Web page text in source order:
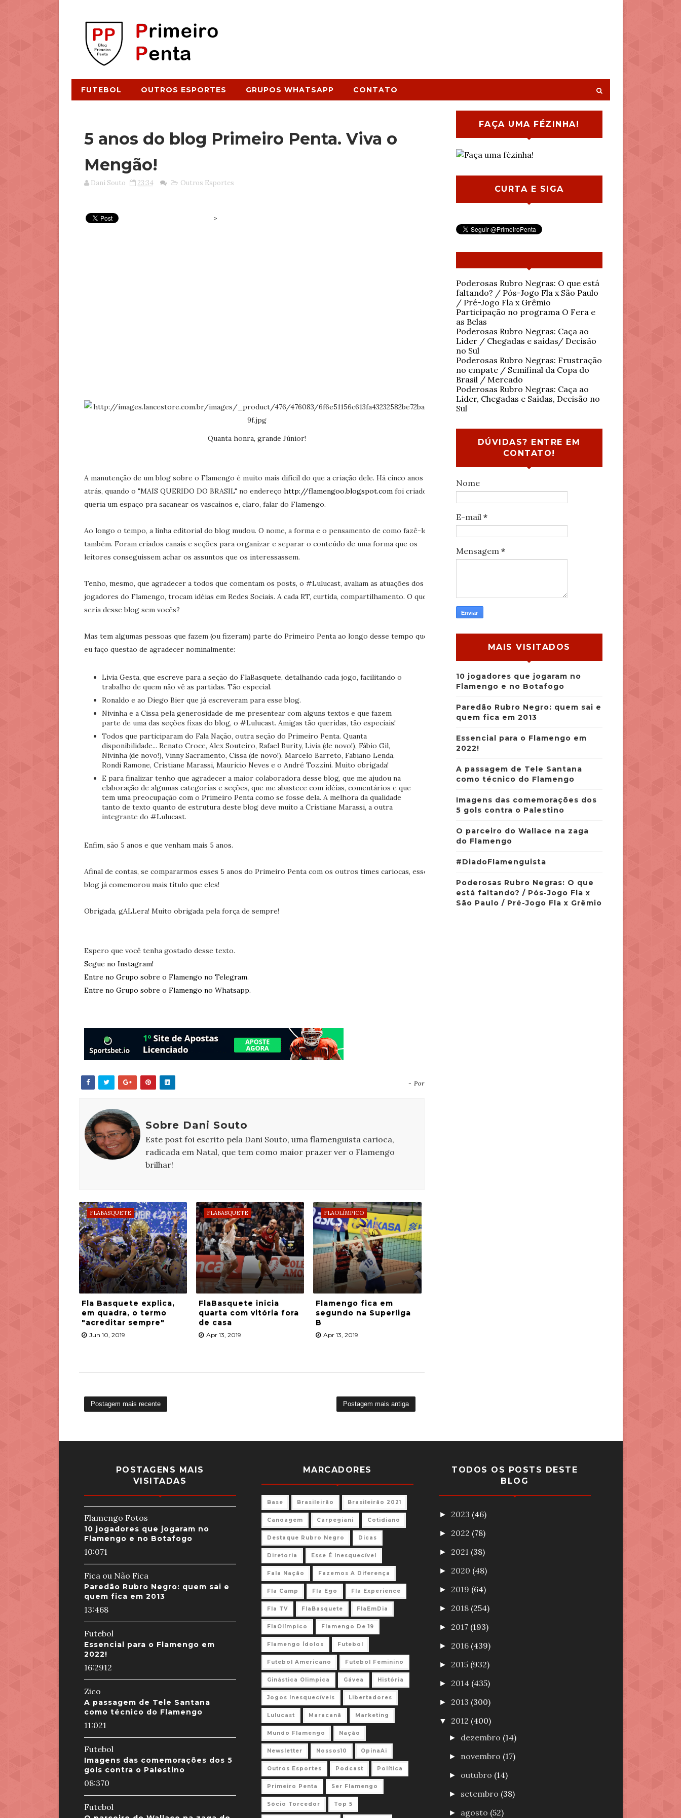
FUTEBOL OUTROS ESPORTES GRUPOS WHATSAPP CONTATO
5 anos do blog Primeiro Penta. Viva o
Mengão!
Dani Souto 23:34 Outros Esportes
>
Quanta honra, grande Júnior!
A manutenção de um blog sobre o Flamengo é muito mais difícil do que a criação dele. Há cinco anos
atrás, quando o "MAIS QUERIDO DO BRASIL" no endereço http://flamengoo.blogspot.comfoi criado,
queria um espaço pra sacanear os vascaínos e, claro, falar do Flamengo.
Ao longo o tempo, a linha editorial do blog mudou. O nome, a forma e o pensamento de como fazê-lo
também. Foram criados canais e seções para organizar e separar o conteúdo de uma forma que os
leitores conseguissem achar os assuntos que os interessassem.
Tenho, mesmo, que agradecer a todos que comentam os posts, o #Lulucast, avaliam as atuações dos
jogadores do Flamengo, trocam idéias em Redes Sociais. A cada RT, curtida, compartilhamento. O que
seria desse blog sem vocês?
Mas tem algumas pessoas que fazem (ou fizeram) parte do Primeiro Penta ao longo desse tempo que
eu faço questão de agradecer nominalmente:
Livia Gesta, que escreve para a seção do FlaBasquete, detalhando cada jogo, facilitando o
trabalho de quem não vê as partidas. Tão especial.
Ronaldo e ao Diego Bier que já escreveram para esse blog.
Nivinha e a Cissa pela generosidade de me presentear com alguns textos e que fazem
parte de uma das seções fixas do blog, o #Lulucast. Amigas tão queridas, tão especiais!
Todos que participaram do Fala Nação, outra seção do Primeiro Penta. Quanta
disponibilidade... Renato Croce, Alex Souteiro, Rafael Burity, Livia (de novo!), Fábio Gil,
Nivinha (de novo!), Vinny Sacramento, Cissa (de novo!), Marcelo Barreto, Fabiano Lenda,
Rondi Ramone, Cristiane Marassi, Mauricio Neves e o André Tozzini. Muito obrigada!
E para finalizar tenho que agradecer a maior colaboradora desse blog, que me ajudou na
elaboração de algumas categorias e seções, que me abastece com idéias, comentários e que
tem uma preocupação com o Primeiro Penta como se fosse dela. A melhora da qualidade
tanto de texto quanto de estrutura deste blog deve muito a Cristiane Marassi, a outra
integrante do #Lulucast.
Enfim, são 5 anos e que venham mais 5 anos.
Afinal de contas, se compararmos esses 5 anos do Primeiro Penta com os outros times cariocas, esse
blog já comemorou mais título que eles!
Obrigada, gALLera! Muito obrigada pela força de sempre!
Espero que você tenha gostado desse texto.
Segue no Instagram!
Entre no Grupo sobre o Flamengo no Telegram.
Entre no Grupo sobre o Flamengo no Whatsapp.
- Por
Sobre Dani Souto
Este post foi escrito pela Dani Souto, uma flamenguista carioca,
radicada em Natal, que tem como maior prazer ver o Flamengo
brilhar!
FLABASQUETE
Fla Basquete explica,
em quadra, o termo
"acreditar sempre"
Jun 10, 2019
FLABASQUETE
FlaBasquete inicia
quarta com vitória fora
de casa
Apr 13, 2019
FLAOLÍMPICO
Flamengo fica em
segundo na Superliga
B
Apr 13, 2019
Postagem mais recente Postagem mais antiga
FAÇA UMA FÉZINHA!
CURTA E SIGA
Poderosas Rubro Negras: O que está
faltando? / Pós-Jogo Fla x São Paulo
/ Pré-Jogo Fla x Grêmio
Participação no programa O Fera e
as Belas
Poderosas Rubro Negras: Caça ao
Líder / Chegadas e saídas/ Decisão
no Sul
Poderosas Rubro Negras: Frustração
no empate / Semifinal da Copa do
Brasil / Mercado
Poderosas Rubro Negras: Caça ao
Líder, Chegadas e Saídas, Decisão no
Sul
DÚVIDAS? ENTRE EM
CONTATO!
Nome
E-mail *
Mensagem *
MAIS VISITADOS
10 jogadores que jogaram no
Flamengo e no Botafogo
Paredão Rubro Negro: quem sai e
quem fica em 2013
Essencial para o Flamengo em
2022!
A passagem de Tele Santana
como técnico do Flamengo
Imagens das comemorações dos
5 gols contra o Palestino
O parceiro do Wallace na zaga
do Flamengo
#DiadoFlamenguista
Poderosas Rubro Negras: O que
está faltando? / Pós-Jogo Fla x
São Paulo / Pré-Jogo Fla x Grêmio
POSTAGENS MAIS
VISITADAS
Flamengo Fotos
10 jogadores que jogaram no
Flamengo e no Botafogo
10:071
Fica ou Não Fica
Paredão Rubro Negro: quem sai e
quem fica em 2013
13:468
Futebol
Essencial para o Flamengo em
2022!
16:2912
Zico
A passagem de Tele Santana
como técnico do Flamengo
11:021
Futebol
Imagens das comemorações dos 5
gols contra o Palestino
08:370
Futebol
MARCADORES
Base Brasileirão Brasileirão 2021
Canoagem Carpegiani Cotidiano
Destaque Rubro Negro Dicas
Diretoria Esse É Inesquecível
Fala Nação Fazemos A Diferença
Fla Camp Fla Ego Fla Experience
Fla TV FlaBasquete FlaEmDia
FlaOlímpico Flamengo De 19
Flamengo Ídolos Futebol
Futebol Americano Futebol Feminino
Ginástica Olimpica Gávea História
Jogos Inesquecíveis Libertadores
Lulucast Maracanã Marketing
Mundo Flamengo Nação
Newsletter Nossos10 OpinaAi
Outros Esportes Podcast Política
Primeiro Penta Ser Flamengo
Sócio Torcedor Top 5
TODOS OS POSTS DESTE
BLOG
► 2023 (46)
► 2022 (78)
► 2021 (38)
► 2020 (48)
► 2019 (64)
► 2018 (254)
► 2017 (193)
► 2016 (439)
► 2015 (932)
► 2014 (435)
► 2013 (300)
▼ 2012 (400)
► dezembro (14)
► novembro (17)
► outubro (14)
► setembro (38)
► agosto (52)